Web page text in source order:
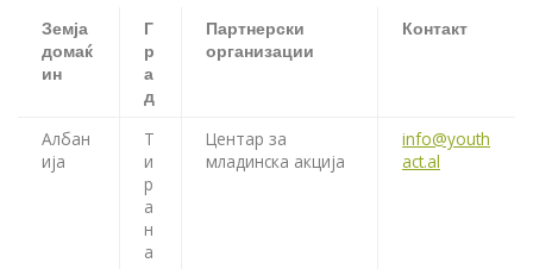
Земја
домаќ
ин
Г
р
а
д
Партнерски
организации
Контакт
Албан
ија
Т
и
р
а
н
а
Центар за
младинска акција
info@youth
act.al